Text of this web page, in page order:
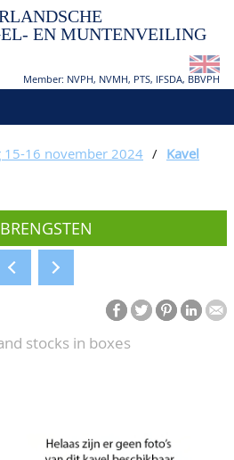
EN MUNTENVEILING
Member: NVPH, NVMH, PTS, IFSDA, BBVPH
15-16 november 2024 / Kavel
stocks in boxes